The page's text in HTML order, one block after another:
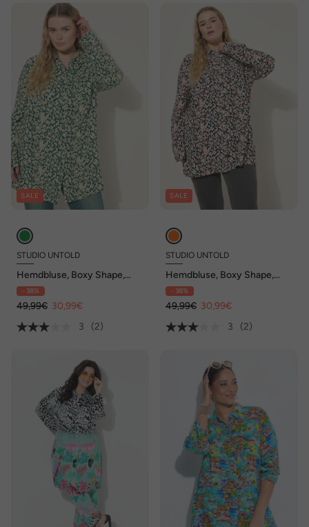
SALE
STUDIO UNTOLD
Hemdbluse, Boxy Shape,
Leo-Print, Langarm
- 38%
49,99€ 30,99€
3
(2)
SALE
STUDIO UNTOLD
Hemdbluse, Boxy Shape,
Leo-Print, Langarm
- 38%
49,99€ 30,99€
3
(2)